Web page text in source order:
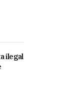
ilegal